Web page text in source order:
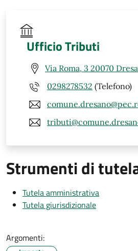
Ufficio Tributi
Via Roma, 3 20070
0298278532 (Telefono)
Strumenti di
Tutela amministrativa
Tutela giurisdizionale
Argomenti: